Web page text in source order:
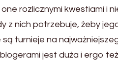
rozlicznymi kwestiami i
z nich potrzebuje, żeby
turnieje na
jest duża i ergo